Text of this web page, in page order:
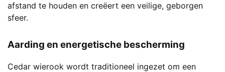
afstand te houden en creëert een veilige, geborgen
sfeer.
Aarding en energetische bescherming
Cedar wierook wordt traditioneel ingezet om een